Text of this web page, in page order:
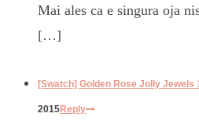
Mai ales ca e singura oja
[…]
[Swatch] Golden Rose Jolly Jewels
2015Reply